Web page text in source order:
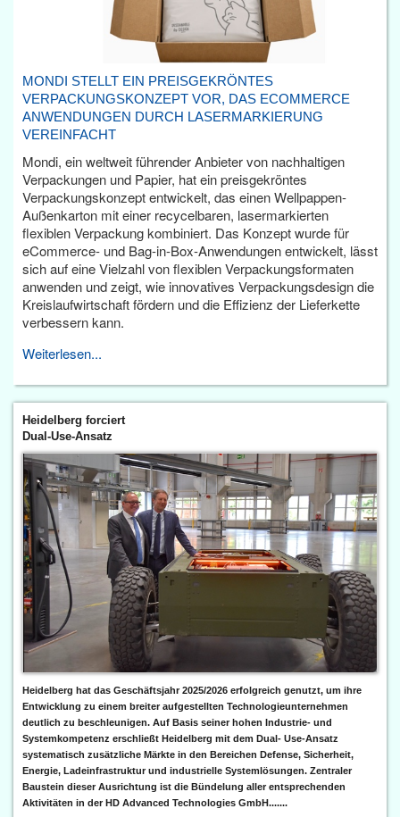
MONDI STELLT EIN PREISGEKRÖNTES
VERPACKUNGSKONZEPT VOR, DAS ECOMMERCE
ANWENDUNGEN DURCH LASERMARKIERUNG
VEREINFACHT
Mondi, ein weltweit führender Anbieter von nachhaltigen
Verpackungen und Papier, hat ein preisgekröntes
Verpackungskonzept entwickelt, das einen Wellpappen-
Außenkarton mit einer recycelbaren, lasermarkierten
flexiblen Verpackung kombiniert. Das Konzept wurde für
eCommerce- und Bag-in-Box-Anwendungen entwickelt, lässt
sich auf eine Vielzahl von flexiblen Verpackungsformaten
anwenden und zeigt, wie innovatives Verpackungsdesign die
Kreislaufwirtschaft fördern und die Effizienz der Lieferkette
verbessern kann.
Weiterlesen...
Heidelberg forciert
Dual-Use-Ansatz
Heidelberg hat das Geschäftsjahr 2025/2026 erfolgreich genutzt, um ihre
Entwicklung zu einem breiter aufgestellten Technologieunternehmen
deutlich zu beschleunigen. Auf Basis seiner hohen Industrie- und
Systemkompetenz erschließt Heidelberg mit dem Dual- Use-Ansatz
systematisch zusätzliche Märkte in den Bereichen Defense, Sicherheit,
Energie, Ladeinfrastruktur und industrielle Systemlösungen. Zentraler
Baustein dieser Ausrichtung ist die Bündelung aller entsprechenden
Aktivitäten in der HD Advanced Technologies GmbH.......